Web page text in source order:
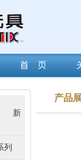
新
列
产品